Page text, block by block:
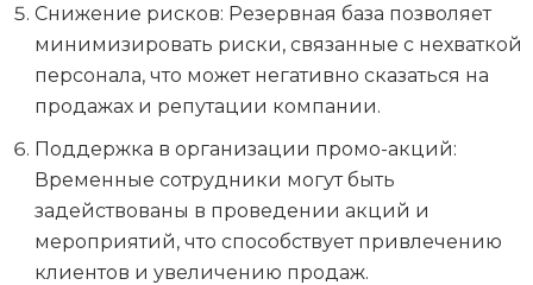
Снижение рисков: Резервная база позволяет
минимизировать риски, связанные с нехваткой
персонала, что может негативно сказаться на
продажах и репутации компании.
Поддержка в организации промо-акций:
Временные сотрудники могут быть
задействованы в проведении акций и
мероприятий, что способствует привлечению
клиентов и увеличению продаж.